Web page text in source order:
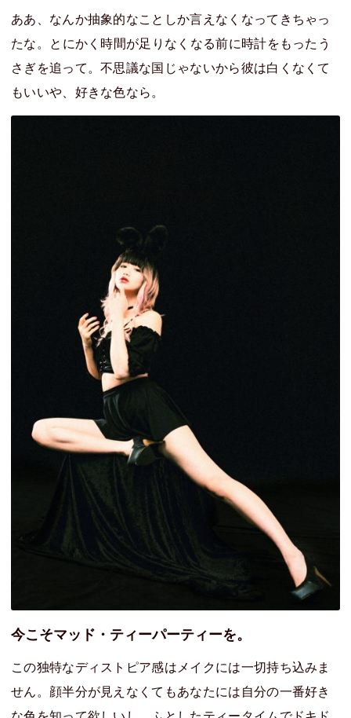
ああ、なんか抽象的なことしか言えなくなってきちゃっ
たな。とにかく時間が足りなくなる前に時計をもったう
さぎを追って。不思議な国じゃないから彼は白くなくて
もいいや、好きな色なら。
今こそマッド・ティーパーティーを。
この独特なディストピア感はメイクには一切持ち込みま
せん。顔半分が見えなくてもあなたには自分の一番好き